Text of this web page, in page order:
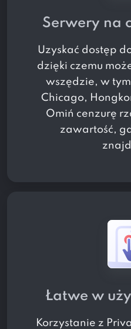
Serwery na
Uzyskać dostęp
dzięki czemu
wszędzie, w
Chicago,
Omiń cenzurę
zawartość,
Łatwe w
Korzystanie z